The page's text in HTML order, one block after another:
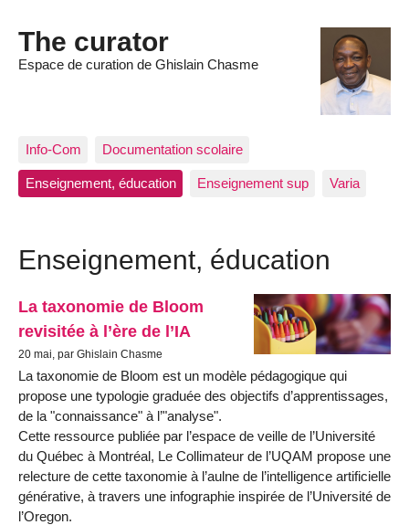
The curator
Espace de curation de Ghislain Chasme
Info-Com Documentation scolaire
Enseignement, éducation Enseignement sup Varia
Enseignement, éducation
La taxonomie de Bloom
revisitée à l’ère de l’IA
20 mai, par Ghislain Chasme
La taxonomie de Bloom est un modèle pédagogique qui
propose une typologie graduée des objectifs d’apprentissages,
de la "connaissance" à l’"analyse".
Cette ressource publiée par l’espace de veille de l’Université
du Québec à Montréal, Le Collimateur de l’UQAM propose une
relecture de cette taxonomie à l’aulne de l’intelligence artificielle
générative, à travers une infographie inspirée de l’Université de
l’Oregon.